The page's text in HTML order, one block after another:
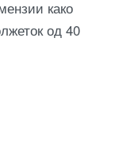
како
од 40